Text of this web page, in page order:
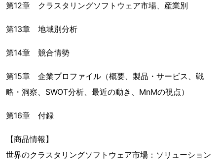
第12章 クラスタリングソフトウェア市場、産業別
第13章 地域別分析
第14章 競合情勢
第15章 企業プロファイル（概要、製品・サービス、戦
略・洞察、SWOT分析、最近の動き、MnMの視点）
第16章 付録
【商品情報】
世界のクラスタリングソフトウェア市場：ソリューション